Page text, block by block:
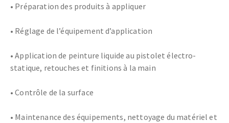
• Préparation des produits à appliquer
• Réglage de l’équipement d’application
• Application de peinture liquide au pistolet électro-
statique, retouches et finitions à la main
• Contrôle de la surface
• Maintenance des équipements, nettoyage du matériel et